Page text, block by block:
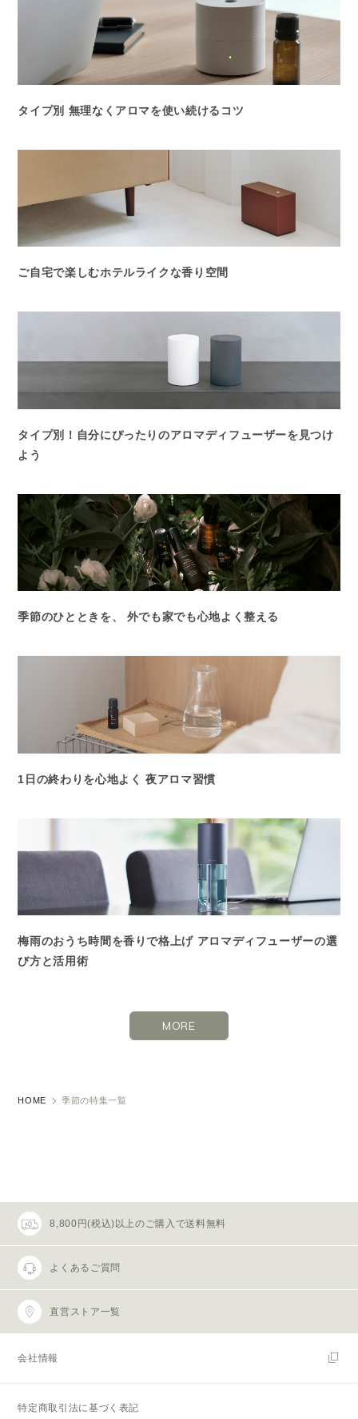
タイプ別 無理なくアロマを使い続けるコツ
ご自宅で楽しむホテルライクな香り空間
タイプ別！自分にぴったりのアロマディフューザーを見つけ
よう
季節のひとときを、 外でも家でも心地よく整える
1日の終わりを心地よく 夜アロマ習慣
梅雨のおうち時間を香りで格上げ アロマディフューザーの選
び方と活用術
MORE
HOME 季節の特集一覧
8,800円(税込)以上のご購入で送料無料
よくあるご質問
直営ストア一覧
会社情報
特定商取引法に基づく表記